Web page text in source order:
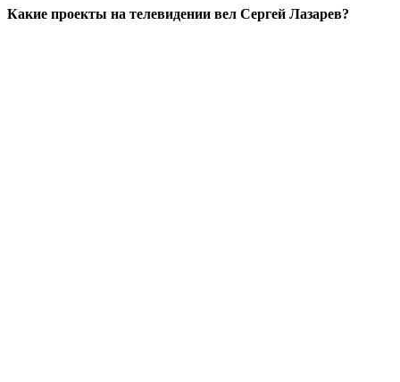
Какие проекты на телевидении вел Сергей Лазарев?